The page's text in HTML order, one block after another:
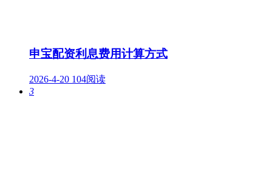
申宝配资利息费用计算方式
2026-4-20 104阅读
3